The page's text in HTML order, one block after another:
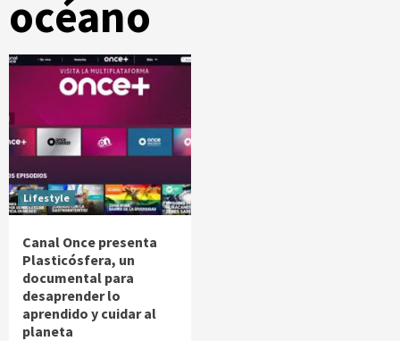
océano
Lifestyle
Canal Once presenta
Plasticósfera, un
documental para
desaprender lo
aprendido y cuidar al
planeta